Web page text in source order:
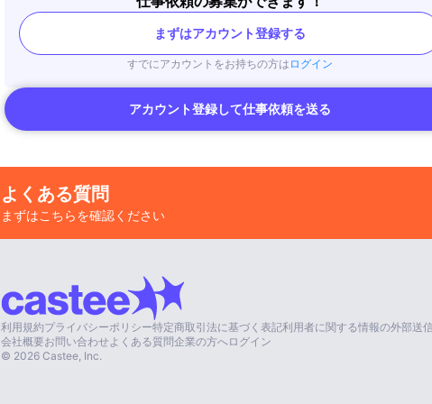
まずはアカウント登録する
すでにアカウントをお持ちの方は ログイン
アカウント登録して仕事依頼を送る
よくある質問
まずはこちらを確認ください
利用規約プライバシーポリシー特定商取引法に基づく表記利用者に関する情報の外部送
会社概要お問い合わせ よくある質問企業の方へログイン
© 2026 Castee, Inc.